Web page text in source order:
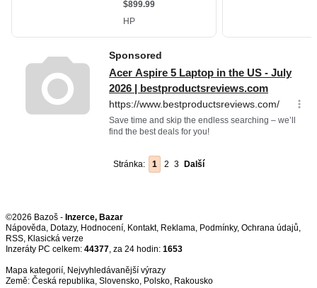
Stránka: 1 2 3 Další
©2026 Bazoš - Inzerce, Bazar
Nápověda, Dotazy, Hodnocení, Kontakt, Reklama, Podmínky, Ochrana údajů,
RSS,
Inzeráty PC celkem: 44377, za 24 hodin: 1653
Mapa kategorií, Nejvyhledávanější výrazy
Země: Česká republika, Slovensko, Polsko, Rakousko